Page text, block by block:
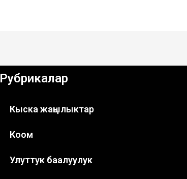
Рубрикалар
Кыска жаңылыктар
Коом
Улуттук баалуулук